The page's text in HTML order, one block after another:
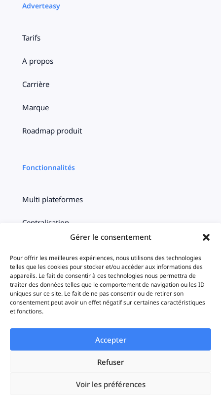
Gérer le consentement
Pour offrir les meilleures expériences, nous utilisons des technologies
telles que les cookies pour stocker et/ou accéder aux informations des
appareils. Le fait de consentir à ces technologies nous permettra de
traiter des données telles que le comportement de navigation ou les ID
uniques sur ce site. Le fait de ne pas consentir ou de retirer son
consentement peut avoir un effet négatif sur certaines caractéristiques
et fonctions.
Accepter
Refuser
Voir les préférences
Adverteasy
Tarifs
A propos
Carrière
Marque
Roadmap produit
Fonctionnalités
Multi plateformes
Centralisation
Timeline
Statistiques
iAds
Solutions